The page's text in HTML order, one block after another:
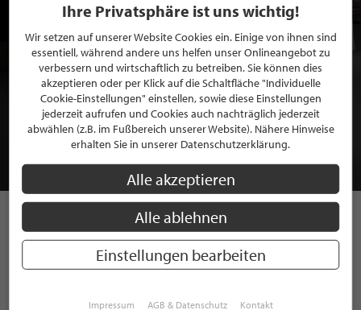
BEWERBEN SIE SICH FÜR EINE GRATIS
MITGLIEDSCHAFT BEI STILPUNKTE®
STILPUNKTE AUF
INSTAGRAM
Ihre Privatsphäre ist uns wichtig!
Wir setzen auf unserer Website Cookies ein. Einige von ihnen sind
essentiell, während andere uns helfen unser Onlineangebot zu
verbessern und wirtschaftlich zu betreiben. Sie können dies
akzeptieren oder per Klick auf die Schaltfläche "Individuelle
Cookie-Einstellungen" einstellen, sowie diese Einstellungen
jederzeit aufrufen und Cookies auch nachträglich jederzeit
abwählen (z.B. im Fußbereich unserer Website). Nähere Hinweise
erhalten Sie in unserer Datenschutzerklärung.
Alle akzeptieren
Alle ablehnen
Einstellungen bearbeiten
Impressum AGB & Datenschutz Kontakt